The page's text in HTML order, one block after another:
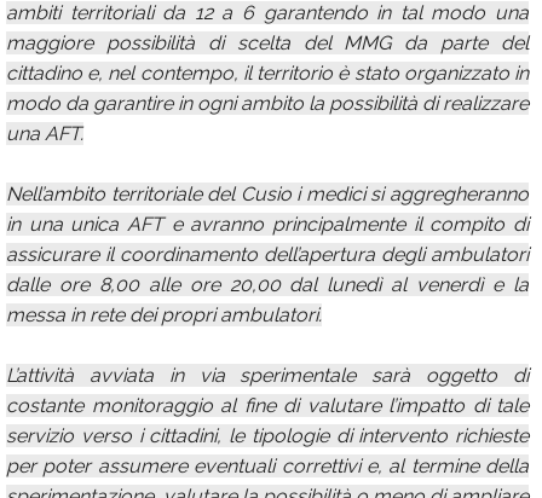
ambiti territoriali da 12 a 6 garantendo in tal modo una
maggiore possibilità di scelta del MMG da parte del
cittadino e, nel contempo, il territorio è stato organizzato in
modo da garantire in ogni ambito la possibilità di realizzare
una AFT.
Nell’ambito territoriale del Cusio i medici si aggregheranno
in una unica AFT e avranno principalmente il compito di
assicurare il coordinamento dell’apertura degli ambulatori
dalle ore 8,00 alle ore 20,00 dal lunedì al venerdì e la
messa in rete dei propri ambulatori.
L’attività avviata in via sperimentale sarà oggetto di
costante monitoraggio al fine di valutare l’impatto di tale
servizio verso i cittadini, le tipologie di intervento richieste
per poter assumere eventuali correttivi e, al termine della